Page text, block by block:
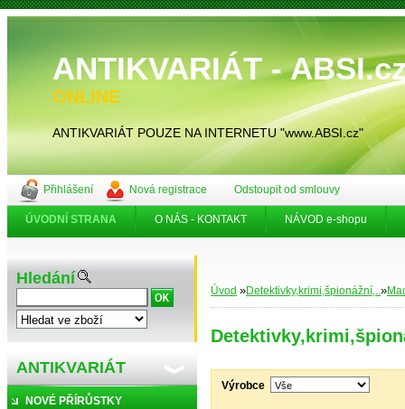
ANTIKVARIÁT -
ONLINE
ANTIKVARIÁT POUZE NA INTERNETU "www.ABSI.cz"
Přihlášení Nová registrace Odstoupit od smlouvy
ÚVODNÍ STRANA O NÁS - KONTAKT NÁVOD e-shopu
Hledání
ANTIKVARIÁT
NOVÉ PŘÍRŮSTKY
Úvod »Detektivky,krimi,špionážní,..»
Výrobce